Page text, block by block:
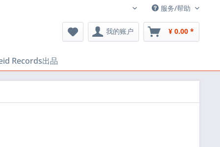
中文 服务/帮助
我的账户 ¥ 0.00 *
Records出品